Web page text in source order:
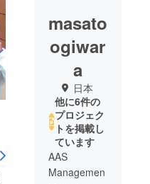
masato
ogiwar
a
日本
他に6件の
プロジェク
トを掲載し
ています
AAS
Managemen